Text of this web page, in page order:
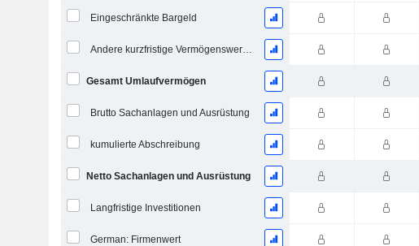
Eingeschränkte Bargeld
Andere kurzfristige Vermögenswerte, Gesamt
Gesamt Umlaufvermögen
Brutto Sachanlagen und Ausrüstung
kumulierte Abschreibung
Netto Sachanlagen und Ausrüstung
Langfristige Investitionen
German: Firmenwert